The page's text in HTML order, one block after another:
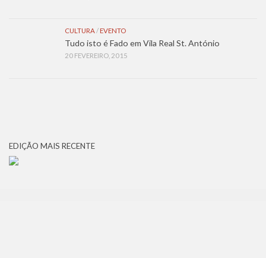
CULTURA / EVENTO
Tudo isto é Fado em Vila Real St. António
20 FEVEREIRO, 2015
EDIÇÃO MAIS RECENTE